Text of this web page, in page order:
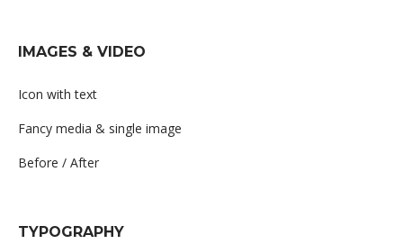
IMAGES & VIDEO
Icon with text
Fancy media & single image
Before / After
TYPOGRAPHY